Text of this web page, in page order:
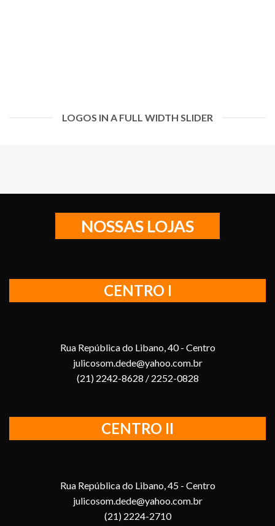
LOGOS IN A FULL WIDTH SLIDER
NOSSAS LOJAS
CENTRO I
Rua República do Libano, 40 - Centro
julicosom.dede@yahoo.com.br
(21) 2242-8628 / 2252-0828
CENTRO II
Rua República do Libano, 45 - Centro
julicosom.dede@yahoo.com.br
(21) 2224-2710